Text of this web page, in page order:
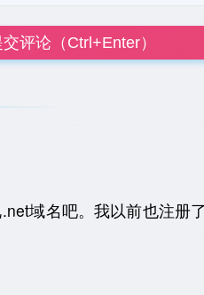
评论（Ctrl+Enter）
域名吧。我以前也注册